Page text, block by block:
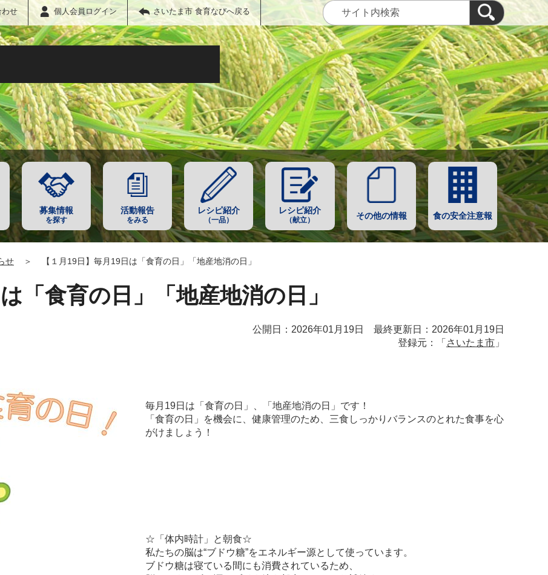
わせ 個人会員ログイン さいたま市 食育なびへ戻る
募集情報
を探す
活動報告
をみる
レシピ紹介
（一品）
レシピ紹介
（献立） その他の情報 食の安全注意報
せ ＞ 【１月19日】毎月19日は「食育の日」「地産地消の日」
「食育の日」「地産地消の日」
公開日：2026年01月19日 最終更新日：2026年01月19日
登録元：「 さいたま市 」
毎月19日は「食育の日」、「地産地消の日」です！
「食育の日」を機会に、健康管理のため、三食しっかりバランスのとれた食事を心
がけましょう！
☆「体内時計」と朝食☆
私たちの脳は“ブドウ糖”をエネルギー源として使っています。
ブドウ糖は寝ている間にも消費されているため、